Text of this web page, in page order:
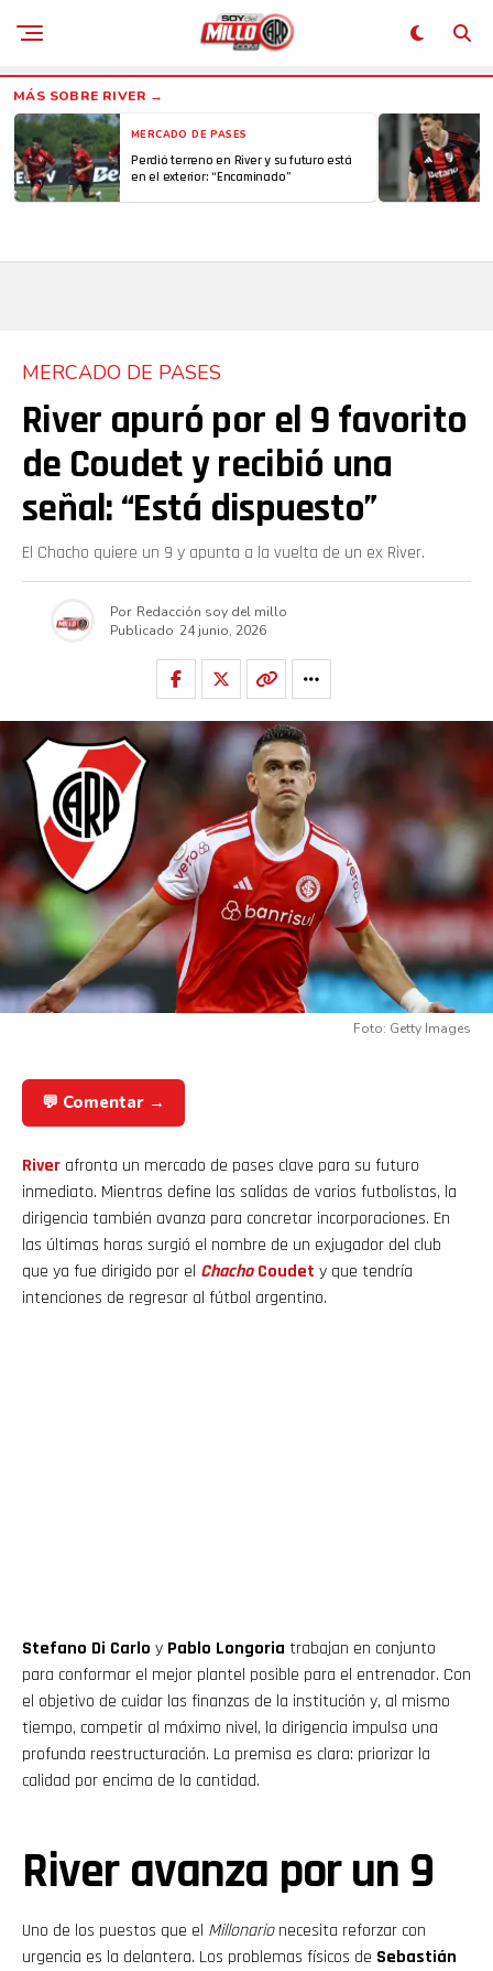
MERCADO DE PASES
Perdió terreno en River y su futuro está
en el exterior: “Encaminado”
MERCADO DE PASES
River apuró por el 9 favorito
de Coudet y recibió una
señal: “Está dispuesto”
El Chacho quiere un 9 y apunta a la vuelta de un ex River.
Por Redacción soy del millo
Publicado 24 junio, 2026
Foto: Getty Images
💬 Comentar →
River afronta un mercado de pases clave para su futuro
inmediato. Mientras define las salidas de varios futbolistas, la
dirigencia también avanza para concretar incorporaciones. En
las últimas horas surgió el nombre de un exjugador del club
que ya fue dirigido por el ChachoCoudet y que tendría
intenciones de regresar al fútbol argentino.
Stefano Di Carlo y Pablo Longoria trabajan en conjunto
para conformar el mejor plantel posible para el entrenador. Con
el objetivo de cuidar las finanzas de la institución y, al mismo
tiempo, competir al máximo nivel, la dirigencia impulsa una
profunda reestructuración. La premisa es clara: priorizar la
calidad por encima de la cantidad.
River avanza por un 9
Uno de los puestos que el Millonarionecesita reforzar con
urgencia es la delantera. Los problemas físicos de Sebastián